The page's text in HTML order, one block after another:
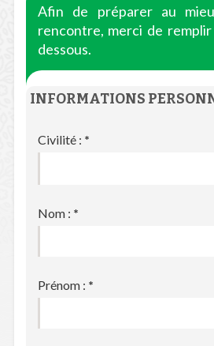
Afin de préparer au
rencontre, merci de
dessous.
INFORMATIONS
Civilité : *
Nom : *
Prénom : *